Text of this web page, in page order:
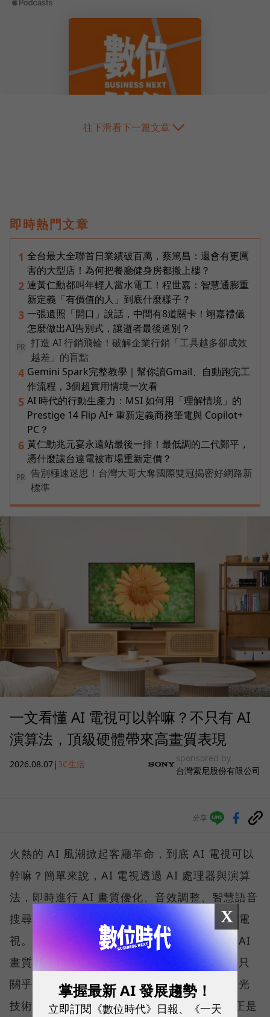
往下滑看下一篇文章
即時熱門文章
1 全台最大全聯首日業績破百萬，蔡篤昌：還會有更厲
害的大型店！為何把餐廳健身房都搬上樓？
2 連黃仁勳都叫年輕人當水電工！程世嘉：智慧通膨重
新定義「有價值的人」到底什麼樣子？
3 一張遺照「開口」說話，中間有8道關卡！翊嘉禮儀
怎麼做出AI告別式，讓逝者最後道別？
PR
打造 AI 行銷飛輪！破解企業行銷「工具越多卻成效
越差」的盲點
4 Gemini Spark完整教學｜幫你讀Gmail、自動跑完工
作流程，3個超實用情境一次看
5 AI 時代的行動生產力：MSI 如何用「理解情境」的
Prestige 14 Flip AI+ 重新定義商務筆電與 Copilot+
PC？
6 黃仁勳兆元宴永遠站最後一排！最低調的二代鄭平，
憑什麼讓台達電被市場重新定價？
PR
告別極速迷思！台灣大哥大奪國際雙冠揭密好網路新
標準
一文看懂 AI 電視可以幹嘛？不只有 AI
演算法，頂級硬體帶來高畫質表現
2026.08.07| 3C生活
sponsored by
台灣索尼股份有限公司
分享
火熱的 AI 風潮掀起客廳革命，到底 AI 電視可以
幹嘛？簡單來說，AI 電視透過 AI 處理器與演算
法，即時進行 AI 畫質優化、音效調整、智慧語音
搜尋和極致的個人化推薦，全面顛覆傳統智慧電
視。在 AI 電視功能中，最讓消費者有感的是 AI
畫質優化，但許多人往往忽略了，畫質提升不只
關乎演算法，更取決於底層的背光、色彩與控光
技術。Sony BRAVIA True RGB LED 電視，正是
X
掌握最新 AI 發展趨勢！
立即訂閱《數位時代》日報、《一天